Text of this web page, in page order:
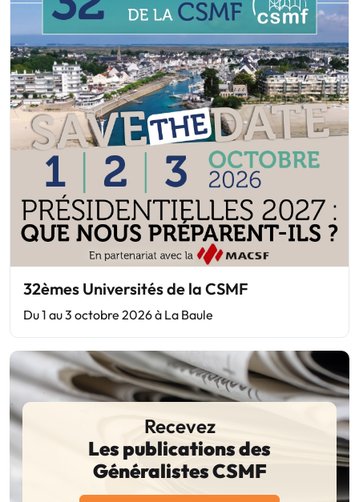
32èmes Universités de la CSMF
Du 1 au 3 octobre 2026 à La Baule
Recevez
Les publications des
Généralistes CSMF